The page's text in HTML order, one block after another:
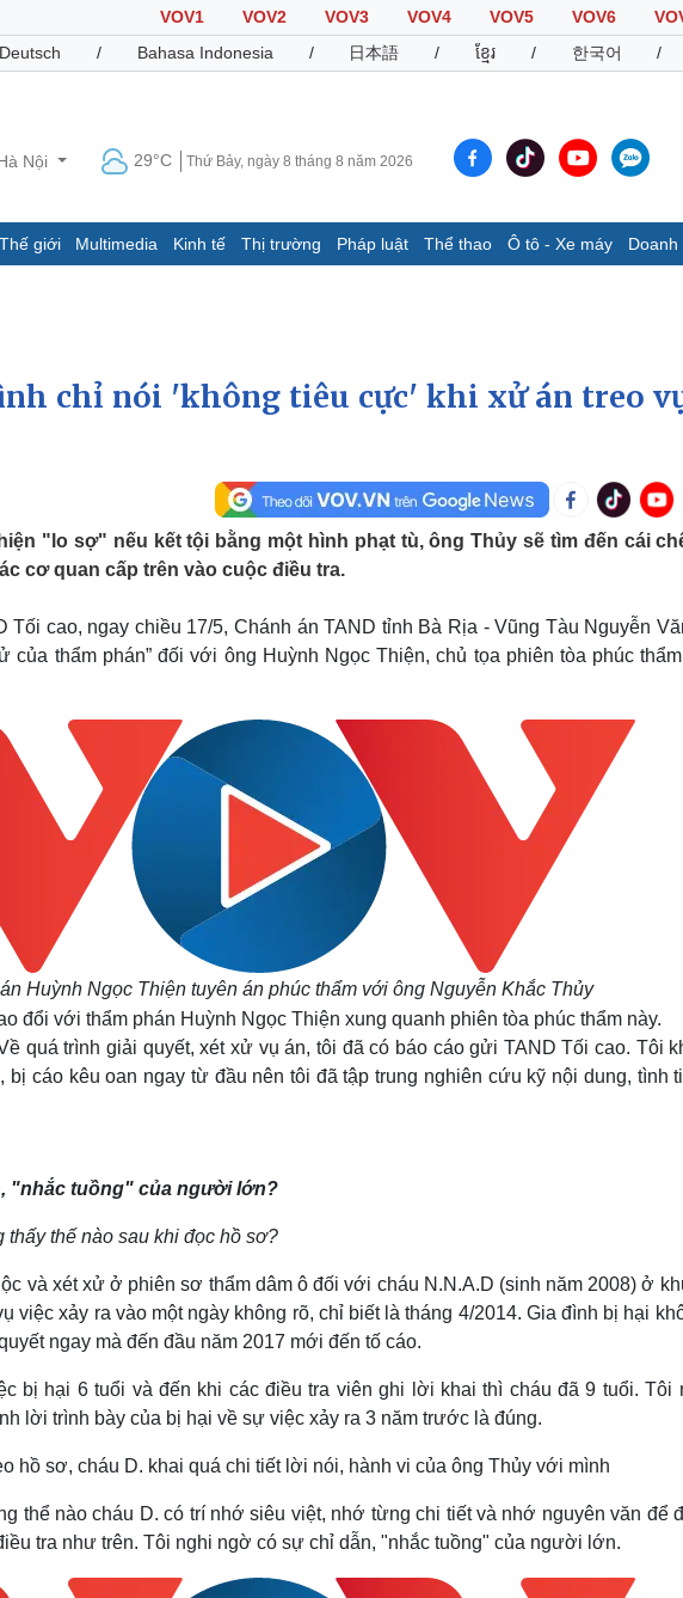
VOV1 VOV2 VOV3 VOV4 VOV5 VOV6
Deutsch / Bahasa Indonesia / 日本語 / ខ្មែរ / 한국어 /
Nội 29°C Thứ Bảy, ngày 8 tháng 8 năm 2026
Thế giới Multimedia Kinh tế Thị trường Pháp luật Thể thao Ô tô - Xe máy Doanh
Dấu ấn VOV
Infographic
Việt Nam
Phân tích
Thể thao
Bóng đá
Lịch thi đấu bóng đá
Thế giới thể thao
Hậu trường
Ô tô - Xe máy
Ô tô
Xe máy
sống
Tình yêu - Gia đình
Văn hóa
Văn học
Giải trí
Thời trang
Sao Việt
chỉ nói 'không tiêu cực' khi xử án treo
"lo sợ" nếu kết tội bằng một hình phạt tù, ông Thủy sẽ tìm đến cái
cơ quan cấp trên vào cuộc điều tra.
Tối cao, ngay chiều 17/5, Chánh án TAND tỉnh Bà Rịa - Vũng Tàu Nguyễn
của thẩm phán” đối với ông Huỳnh Ngọc Thiện, chủ tọa phiên tòa phúc
Huỳnh Ngọc Thiện tuyên án phúc thẩm với ông Nguyễn Khắc Thủy
đổi với thẩm phán Huỳnh Ngọc Thiện xung quanh phiên tòa phúc thẩm này.
quá trình giải quyết, xét xử vụ án, tôi đã có báo cáo gửi TAND Tối cao. Tôi
bị cáo kêu oan ngay từ đầu nên tôi đã tập trung nghiên cứu kỹ nội dung, tình
"nhắc tuồng" của người lớn?
thấy thế nào sau khi đọc hồ sơ?
và xét xử ở phiên sơ thẩm dâm ô đối với cháu N.N.A.D (sinh năm 2008) ở
việc xảy ra vào một ngày không rõ, chỉ biết là tháng 4/2014. Gia đình bị hại
ngay mà đến đầu năm 2017 mới đến tố cáo.
bị hại 6 tuổi và đến khi các điều tra viên ghi lời khai thì cháu đã 9 tuổi. Tôi
lời trình bày của bị hại về sự việc xảy ra 3 năm trước là đúng.
hồ sơ, cháu D. khai quá chi tiết lời nói, hành vi của ông Thủy với mình
thể nào cháu D. có trí nhớ siêu việt, nhớ từng chi tiết và nhớ nguyên văn để
tra như trên. Tôi nghi ngờ có sự chỉ dẫn, "nhắc tuồng" của người lớn.